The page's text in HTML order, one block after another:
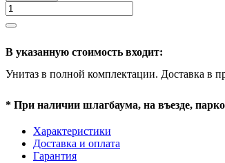
В указанную стоимость входит:
Унитаз в полной комплектации. Доставка в
* При наличии шлагбаума, на въезде,
Характеристики
Доставка и оплата
Гарантия